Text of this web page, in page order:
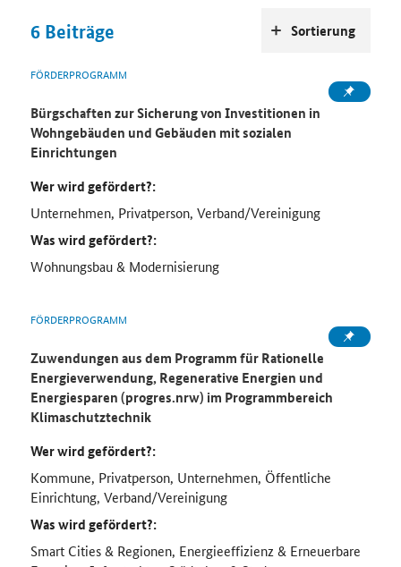
6 Beiträge
FÖRDERPROGRAMM
Bürgschaften zur Sicherung von Investitionen in
Wohngebäuden und Gebäuden mit sozialen
Einrichtungen
Wer wird gefördert?:
Unternehmen, Privatperson, Verband/Vereinigung
Was wird gefördert?:
Wohnungsbau & Modernisierung
FÖRDERPROGRAMM
Zuwendungen aus dem Programm für Rationelle
Energieverwendung, Regenerative Energien und
Energiesparen (progres.nrw) im Programmbereich
Klimaschutztechnik
Wer wird gefördert?:
Kommune, Privatperson, Unternehmen, Öffentliche
Einrichtung, Verband/Vereinigung
Was wird gefördert?:
Smart Cities & Regionen, Energieeffizienz & Erneuerbare
Sortierung